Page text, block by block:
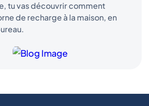
tu vas découvrir comment
de recharge à la maison, en